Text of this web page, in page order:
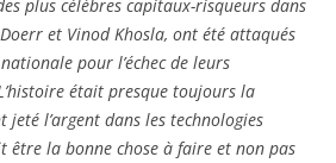
plus célèbres capitaux-risqueurs dans
et Vinod Khosla, ont été attaqués
pour l’échec de leurs
était presque toujours la
jeté l’argent dans les technologies
être la bonne chose à faire et non pas